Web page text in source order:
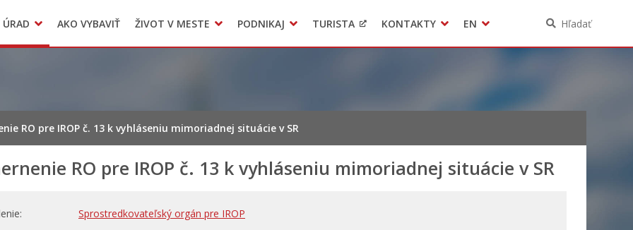
Pomoc pre Ukrajinu
Zmluvy, faktúry a objednávky
Ochrana osobných údajov
AKO VYBAVIŤ ŽIVOT V MESTE
Odpady, verejné priestranstvá
3D model mesta Banská Bystrica
PODNIKAJ TURISTA KONTAKTY EN
Accommodation
Contact
Hľadať
RO pre IROP č. 13 k vyhláseniu mimoriadnej situácie v SR
RO pre IROP č. 13 k vyhláseniu mimoriadnej situácie v SR
Sprostredkovateľský orgán pre IROP